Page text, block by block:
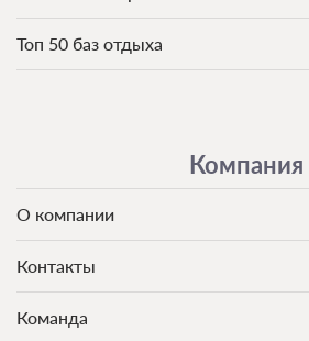
Топ 50 баз отдыха
Компания
О компании
Контакты
Команда